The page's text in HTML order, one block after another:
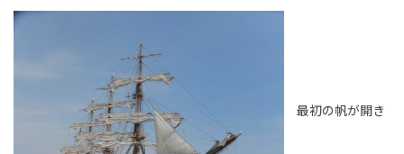
最初の帆が開き